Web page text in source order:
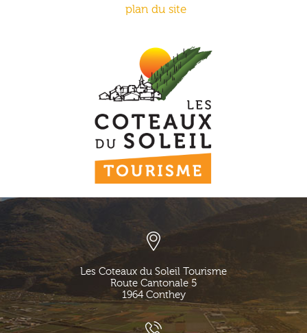
plan du site
Les Coteaux du Soleil Tourisme
Route Cantonale 5
1964 Conthey